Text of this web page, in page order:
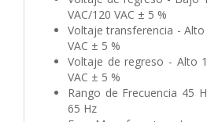
VAC/120 VAC ± 5 %
Voltaje transferencia -
VAC ± 5 %
Voltaje de regreso - Alto
VAC ± 5 %
Rango de Frecuencia 45
65 Hz